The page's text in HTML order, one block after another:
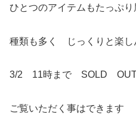
ひとつのアイテムもたっぷ
種類も多く じっくりと楽し
3/2 11時まで SOLD OUT
ご覧いただく事はできます